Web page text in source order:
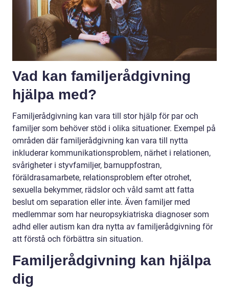
Vad kan familjerådgivning
hjälpa med?
Familjerådgivning kan vara till stor hjälp för par och
familjer som behöver stöd i olika situationer. Exempel på
områden där familjerådgivning kan vara till nytta
inkluderar kommunikationsproblem, närhet i relationen,
svårigheter i styvfamiljer, barnuppfostran,
föräldrasamarbete, relationsproblem efter otrohet,
sexuella bekymmer, rädslor och våld samt att fatta
beslut om separation eller inte. Även familjer med
medlemmar som har neuropsykiatriska diagnoser som
adhd eller autism kan dra nytta av familjerådgivning för
att förstå och förbättra sin situation.
Familjerådgivning kan hjälpa
dig